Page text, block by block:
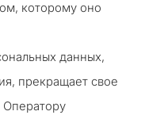
которому оно
данных,
прекращает свое
Оператору